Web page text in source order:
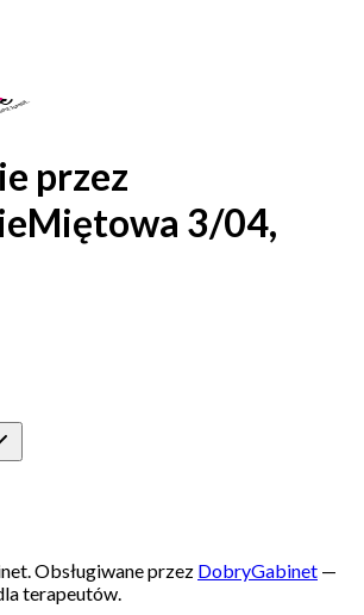
przez
Miętowa 3/04,
terminy
Obsługiwane przez DobryGabinet —
terapeutów.